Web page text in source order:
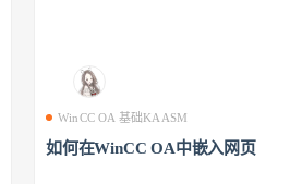
WinCC OA 基础KAASM
如何在WinCC OA中嵌入网页